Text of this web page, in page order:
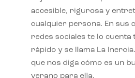
accesible, rigurosa y
cualquier persona. En sus
redes sociales te lo cuenta
rápido y se llama La
que nos diga cómo es un
verano para ella.